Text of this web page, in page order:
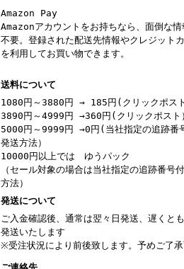
Amazon Pay
Amazonアカウントをお持ちなら、面倒な情
不要。登録された配送先情報やクレジット
を利用してお買い物できます。
送料について
1080円～3880円 → 185円(クリックポスト
3890円～4999円 →360円(クリックポスト
5000円～9999円 →0円(当社指定の追跡番
発送方法）
10000円以上では ゆうパック
（セール対象の場合は当社指定の追跡番号
方法）
発送について
ご入金確認後、通常は翌々日発送、遅くと
発送いたします
※受注状況により前後致します。予めご了承